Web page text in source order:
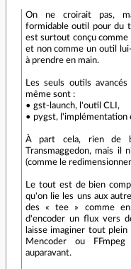
On ne croirait pas,
formidable outil pour du
est surtout conçu comme
et non comme un outil
à prendre en main.
Les seuls outils
même sont :
• gst-launch, l'outil CLI,
• pygst, l'implémentation
À part cela, rien de
Transmaggedon, mais il
(comme le
Le tout est de bien
qu'on lie les uns aux
des « tee » comme
d'encoder un flux vers
laisse imaginer tout
Mencoder ou
auparavant.